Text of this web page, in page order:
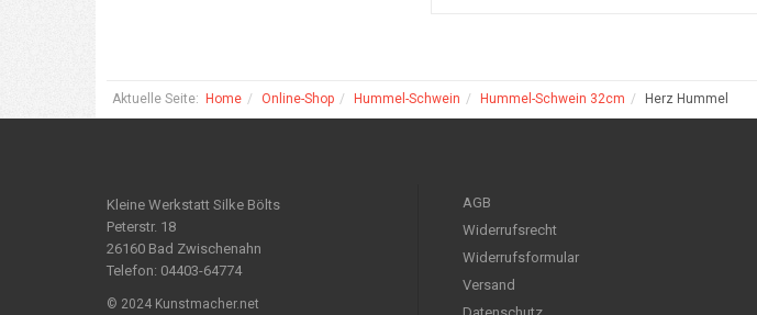
Aktuelle Seite: Home Online-Shop Hummel-Schwein Hummel-Schwein 32cm Herz Hummel
Kleine Werkstatt Silke Bölts
Peterstr. 18
26160 Bad Zwischenahn
Telefon: 04403-64774
© 2024 Kunstmacher.net
AGB
Widerrufsrecht
Widerrufsformular
Versand